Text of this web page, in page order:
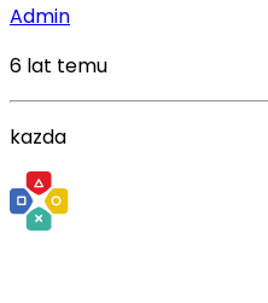
Admin
6 lat temu
kazda